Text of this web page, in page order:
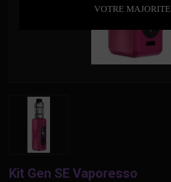
VOTRE MAJORITE
Kit Gen SE Vaporesso